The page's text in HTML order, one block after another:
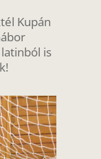
Kupán
is